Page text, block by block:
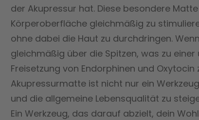
der Akupressur hat. Diese besondere
Körperoberfläche gleichmäßig zu
ohne dabei die Haut zu durchdringen.
gleichmäßig über die Spitzen, was zu
Freisetzung von Endorphinen und
Akupressurmatte ist nicht nur ein
und die allgemeine Lebensqualität zu
Ein Werkzeug, das darauf abzielt, dein